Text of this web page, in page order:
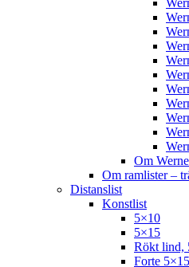
Om
Om ramlister –
Distanslist
Konstlist
5×10
5×15
Rökt lind,
Forte 5×15